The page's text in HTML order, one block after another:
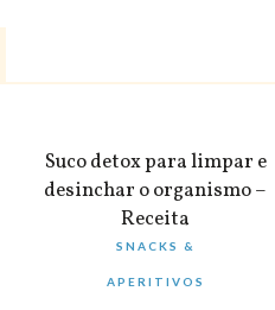
Suco detox para limpar e
desinchar o organismo –
Receita
0
SNACKS &
APERITIVOS